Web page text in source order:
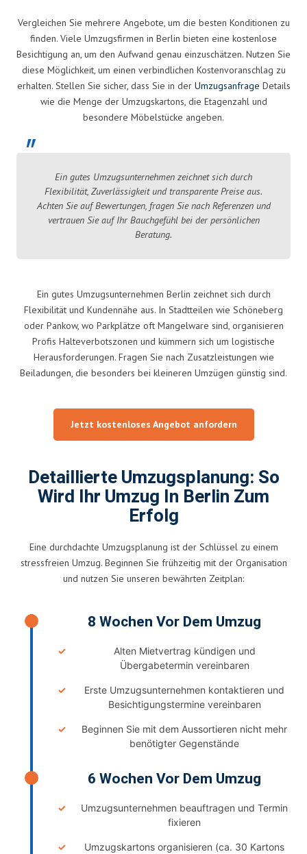
Vergleichen Sie mehrere Angebote, um die besten Konditionen zu
finden. Viele Umzugsfirmen in Berlin bieten eine kostenlose
Besichtigung an, um den Aufwand genau einzuschätzen. Nutzen Sie
diese Möglichkeit, um einen verbindlichen Kostenvoranschlag zu
erhalten. Stellen Sie sicher, dass Sie in der Umzugsanfrage Details
wie die Menge der Umzugskartons, die Etagenzahl und
besondere Möbelstücke angeben.
Ein gutes Umzugsunternehmen zeichnet sich durch
Flexibilität, Zuverlässigkeit und transparente Preise aus.
Achten Sie auf Bewertungen, fragen Sie nach Referenzen und
vertrauen Sie auf Ihr Bauchgefühl bei der persönlichen
Beratung.
Ein gutes Umzugsunternehmen Berlin zeichnet sich durch
Flexibilität und Kundennähe aus. In Stadtteilen wie Schöneberg
oder Pankow, wo Parkplätze oft Mangelware sind, organisieren
Profis Halteverbotszonen und kümmern sich um logistische
Herausforderungen. Fragen Sie nach Zusatzleistungen wie
Beiladungen, die besonders bei kleineren Umzügen günstig sind.
Jetzt kostenloses Angebot anfordern
Detaillierte Umzugsplanung: So
Wird Ihr Umzug In Berlin Zum
Erfolg
Eine durchdachte Umzugsplanung ist der Schlüssel zu einem
stressfreien Umzug. Beginnen Sie frühzeitig mit der Organisation
und nutzen Sie unseren bewährten Zeitplan:
8 Wochen Vor Dem Umzug
Alten Mietvertrag kündigen und
Übergabetermin vereinbaren
Erste Umzugsunternehmen kontaktieren und
Besichtigungstermine vereinbaren
Beginnen Sie mit dem Aussortieren nicht mehr
benötigter Gegenstände
6 Wochen Vor Dem Umzug
Umzugsunternehmen beauftragen und Termin
fixieren
Umzugskartons organisieren (ca. 30 Kartons